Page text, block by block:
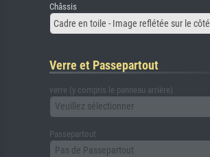
Châssis
Cadre en toile - Image reflétée sur le côté
Verre et Passepartout
verre (y compris le panneau arrière)
Veuillez sélectionner
Passepartout
Pas de Passepartout